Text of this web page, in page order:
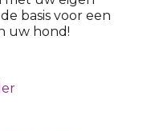
basis voor een
uw hond!